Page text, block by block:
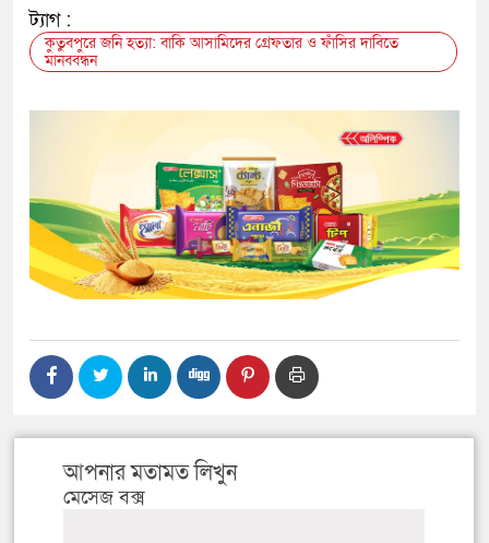
ট্যাগ :
কুতুবপুরে জনি হত্যা: বাকি আসামিদের গ্রেফতার ও ফাঁসির দাবিতে
মানববন্ধন
আপনার মতামত লিখুন
মেসেজ বক্স